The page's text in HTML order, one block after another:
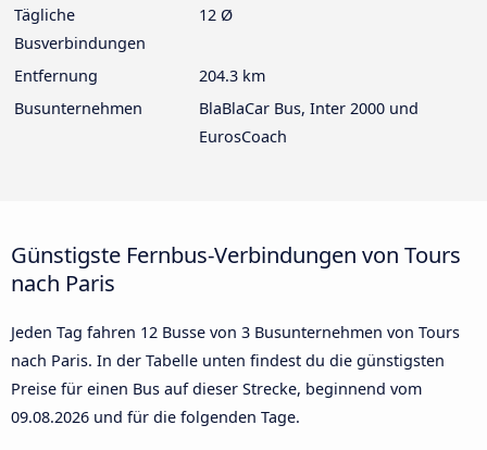
Tägliche
Busverbindungen
12 Ø
Entfernung
204.3 km
Busunternehmen
BlaBlaCar Bus, Inter 2000 und
EurosCoach
Günstigste Fernbus-Verbindungen von Tours
nach Paris
Jeden Tag fahren 12 Busse von 3 Busunternehmen von Tours
nach Paris. In der Tabelle unten findest du die günstigsten
Preise für einen Bus auf dieser Strecke, beginnend vom
09.08.2026 und für die folgenden Tage.